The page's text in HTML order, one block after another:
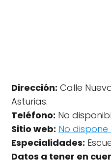
Dirección: Calle
Asturias.
Teléfono: No
Sitio web: No
Especialidades:
Datos a tener en